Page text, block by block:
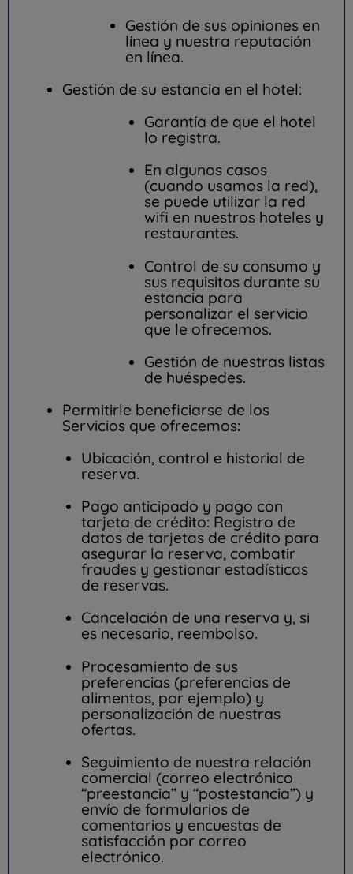
Gestión de sus opiniones en
línea y nuestra reputación
en línea.
Gestión de su estancia en el hotel:
Garantía de que el hotel
lo registra.
En algunos casos
(cuando usamos la red),
se puede utilizar la red
wifi en nuestros hoteles y
restaurantes.
Control de su consumo y
sus requisitos durante su
estancia para
personalizar el servicio
que le ofrecemos.
Gestión de nuestras listas
de huéspedes.
Permitirle beneficiarse de los
Servicios que ofrecemos:
Ubicación, control e historial de
reserva.
Pago anticipado y pago con
tarjeta de crédito: Registro de
datos de tarjetas de crédito para
asegurar la reserva, combatir
fraudes y gestionar estadísticas
de reservas.
Cancelación de una reserva y, si
es necesario, reembolso.
Procesamiento de sus
preferencias (preferencias de
alimentos, por ejemplo) y
personalización de nuestras
ofertas.
Seguimiento de nuestra relación
comercial (correo electrónico
“preestancia” y “postestancia”) y
envío de formularios de
comentarios y encuestas de
satisfacción por correo
electrónico.